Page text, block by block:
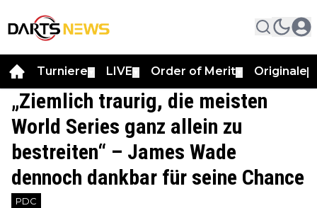
Turniere LIVE Order of Merit Originale
„Ziemlich traurig, die meisten
World Series ganz allein zu
bestreiten“ – James Wade
dennoch dankbar für seine Chance
PDC